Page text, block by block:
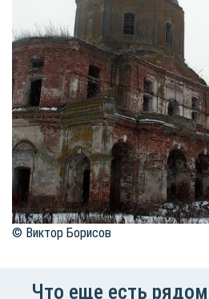
© Виктор Борисов
Что еще есть